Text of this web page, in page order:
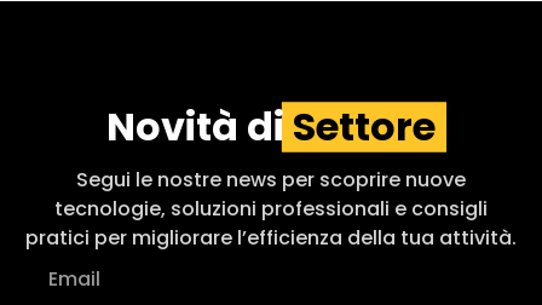
Novità di Settore
Segui le nostre news per scoprire nuove
tecnologie, soluzioni professionali e consigli
pratici per migliorare l’efficienza della tua attività.